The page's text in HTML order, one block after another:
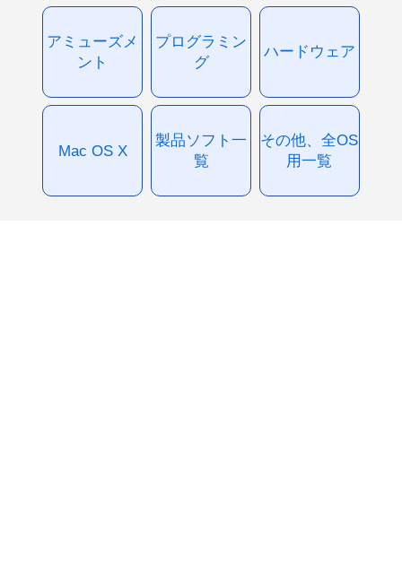
アミューズメ
ント
プログラミン
グ
ハードウェア
Mac OS X
製品ソフト一
覧
その他、全OS
用一覧